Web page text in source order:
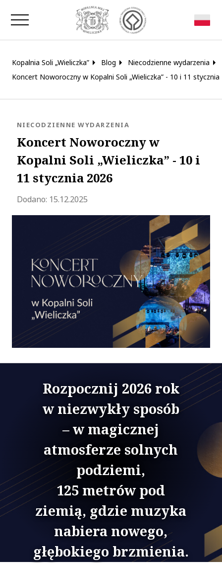
Zamknij okno
Kopalnia Soli „Wieliczka” Blog
Niecodzienne wydarzenia
Koncert Noworoczny w Kopalni Soli „Wieliczka” - 10 i 11 stycznia
Koncert Noworoczny w
Kopalni Soli „Wieliczka” - 10 i
11 stycznia 2026
KATEGORIA:
NIECODZIENNE WYDARZENIA
Dodano: 15.12.2025Zaktualizowano 2026-01-12 12:25:29
Rozpocznij 2026 rok
w niezwykły sposób
– w magicznej
atmosferze solnych
podziemi,
125 metrów pod
ziemią, gdzie muzyka
nabiera nowego,
głębokiego brzmienia.